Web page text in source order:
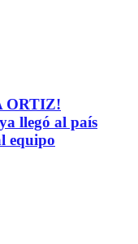
ORTIZ!
llegó al país
equipo